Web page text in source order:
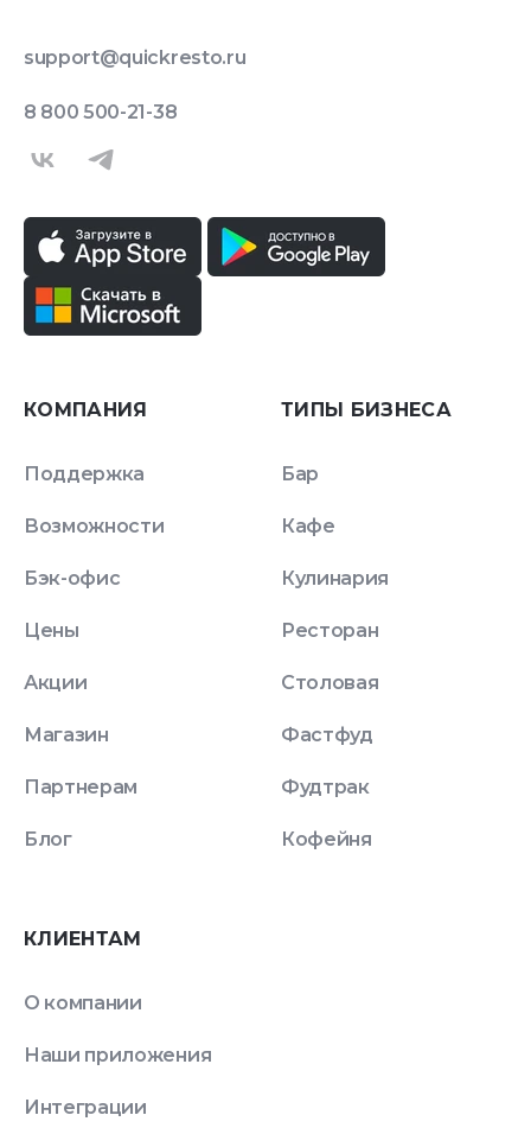
КОМПАНИЯ
Поддержка
Возможности
Бэк-офис
Цены
Акции
Магазин
Партнерам
Блог
ТИПЫ БИЗНЕСА
Бар
Кафе
Кулинария
Ресторан
Столовая
Фастфуд
Фудтрак
Кофейня
КЛИЕНТАМ
О компании
Наши приложения
Интеграции
support@quickresto.ru
8 800 500-21-38